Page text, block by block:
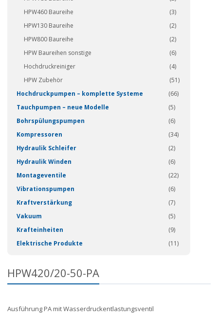
HPW460 Baureihe
(3)
HPW130 Baureihe
(2)
HPW800 Baureihe
(2)
HPW Baureihen sonstige
(6)
Hochdruckreiniger
(4)
HPW Zubehör
(51)
Hochdruckpumpen – komplette Systeme
(66)
Tauchpumpen – neue Modelle
(5)
Bohrspülungspumpen
(6)
Kompressoren
(34)
Hydraulik Schleifer
(2)
Hydraulik Winden
(6)
Montageventile
(22)
Vibrationspumpen
(6)
Kraftverstärkung
(7)
Vakuum
(5)
Krafteinheiten
(9)
Elektrische Produkte
(11)
HPW420/20-50-PA
Ausführung PA mit Wasserdruckentlastungsventil